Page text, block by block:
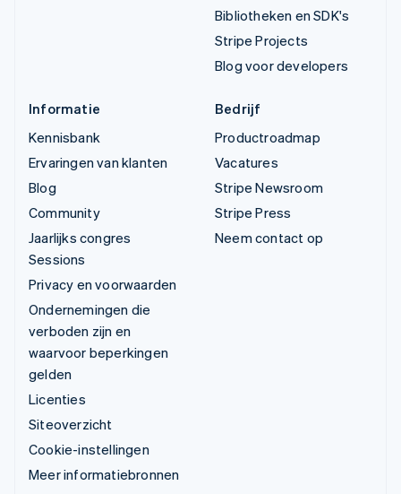
Bibliotheken en SDK's
Stripe Projects
Blog voor developers
Informatie
Kennisbank
Ervaringen van klanten
Blog
Community
Jaarlijks congres
Sessions
Privacy en voorwaarden
Ondernemingen die
verboden zijn en
waarvoor beperkingen
gelden
Licenties
Siteoverzicht
Cookie-instellingen
Meer informatiebronnen
Bedrijf
Productroadmap
Vacatures
Stripe Newsroom
Stripe Press
Neem contact op